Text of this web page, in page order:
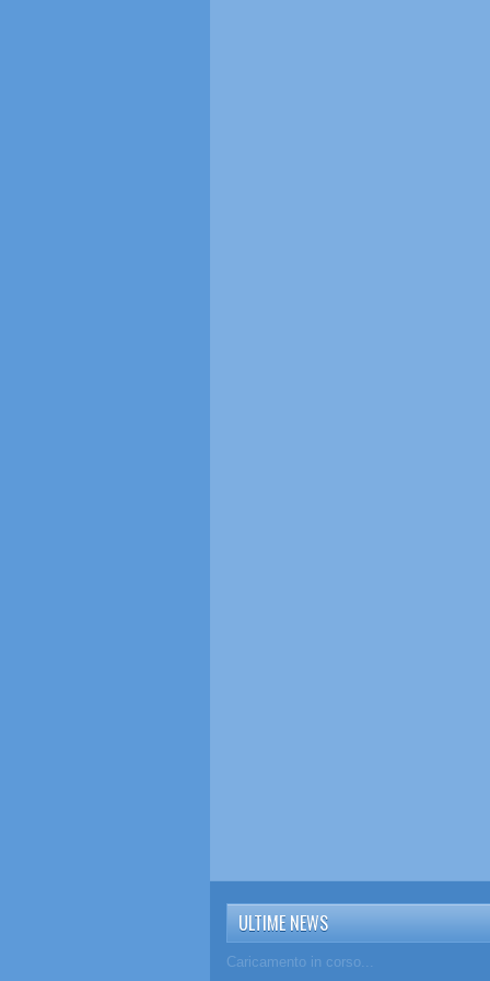
ULTIME NEWS
Caricamento in corso...